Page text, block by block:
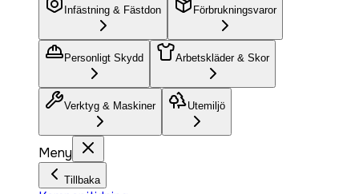
Infästning & Fästdon Förbrukningsvaror
Personligt Skydd Arbetskläder & Skor
Verktyg & Maskiner Utemiljö
Meny
Tillbaka